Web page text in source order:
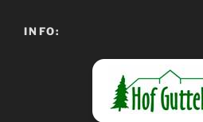
INFO: